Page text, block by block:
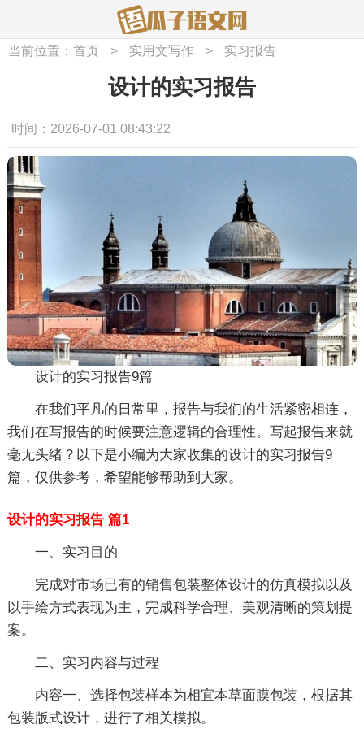
当前位置： 首页 > 实用文写作 > 实习报告
设计的实习报告
时间：2026-07-01 08:43:22
设计的实习报告9篇
在我们平凡的日常里，报告与我们的生活紧密相连，
我们在写报告的时候要注意逻辑的合理性。写起报告来就
毫无头绪？以下是小编为大家收集的设计的实习报告9
篇，仅供参考，希望能够帮助到大家。
设计的实习报告 篇1
一、实习目的
完成对市场已有的销售包装整体设计的仿真模拟以及
以手绘方式表现为主，完成科学合理、美观清晰的策划提
案。
二、实习内容与过程
内容一、选择包装样本为相宜本草面膜包装，根据其
包装版式设计，进行了相关模拟。